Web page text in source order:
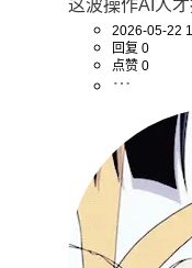
这波操作AI人
2026-05-22
回复 0
点赞 0